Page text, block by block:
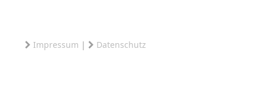
Impressum | Datenschutz